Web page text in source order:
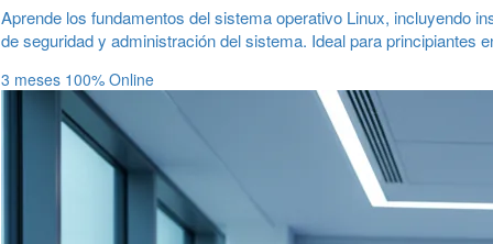
Aprende los fundamentos del sistema operativo Linux, incluyendo
de seguridad y administración del sistema. Ideal para principiantes
3 meses 100% Online